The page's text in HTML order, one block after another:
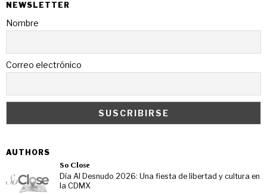
NEWSLETTER
Nombre
Correo electrónico
AUTHORS
So Close
Día Al Desnudo 2026: Una fiesta de libertad y cultura en
la CDMX